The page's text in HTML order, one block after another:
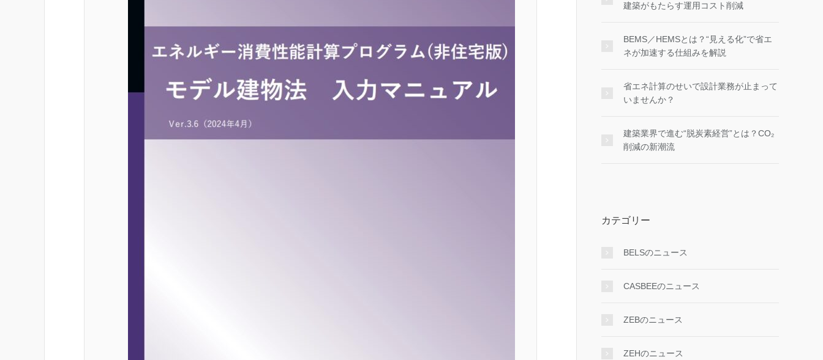
建築がもたらす運用コスト削減
BEMS／HEMSとは？“見える化”で省エ
ネが加速する仕組みを解説
省エネ計算のせいで設計業務が止まって
いませんか？
建築業界で進む“脱炭素経営”とは？CO₂
削減の新潮流
カテゴリー
BELSのニュース
CASBEEのニュース
ZEBのニュース
ZEHのニュース